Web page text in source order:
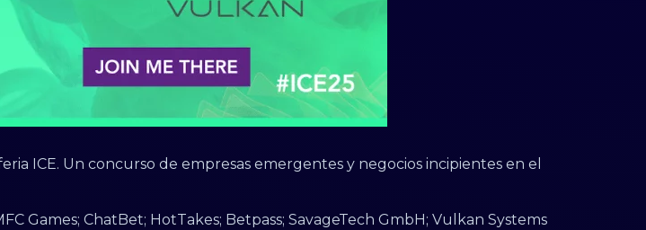
ICE. Un concurso de empresas emergentes y negocios incipientes en el
Games; ChatBet; HotTakes; Betpass; SavageTech GmbH; Vulkan Systems